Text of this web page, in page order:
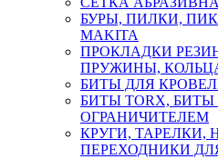
БУРЫ, ПИЛКИ,
MAKITA
ПРОКЛАДКИ
ПРУЖИНЫ,
БИТЫ ДЛЯ
БИТЫ TORX,
ОГРАНИЧИТЕЛЕМ
КРУГИ, ТАРЕЛКИ,
ПЕРЕХОДНИКИ